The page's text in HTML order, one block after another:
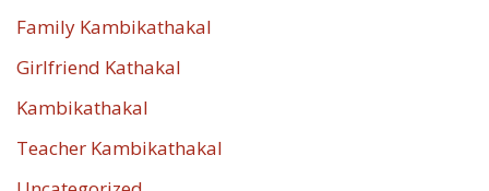
Family Kambikathakal
Girlfriend Kathakal
Kambikathakal
Teacher Kambikathakal